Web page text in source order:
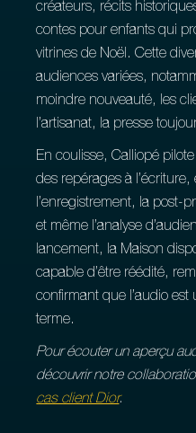
créateurs, récits
contes pour enfants qui
vitrines de Noël. Cette
audiences variées,
moindre nouveauté, les
l’artisanat, la presse
En coulisse, Calliopé
des repérages à
l’enregistrement, la
et même l’analyse
lancement, la Maison
capable d’être réédité,
confirmant que l’audio
terme.
Pour écouter un aperçu
découvrir notre
cas client Dior.